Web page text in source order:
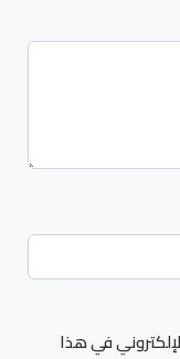
في هذا